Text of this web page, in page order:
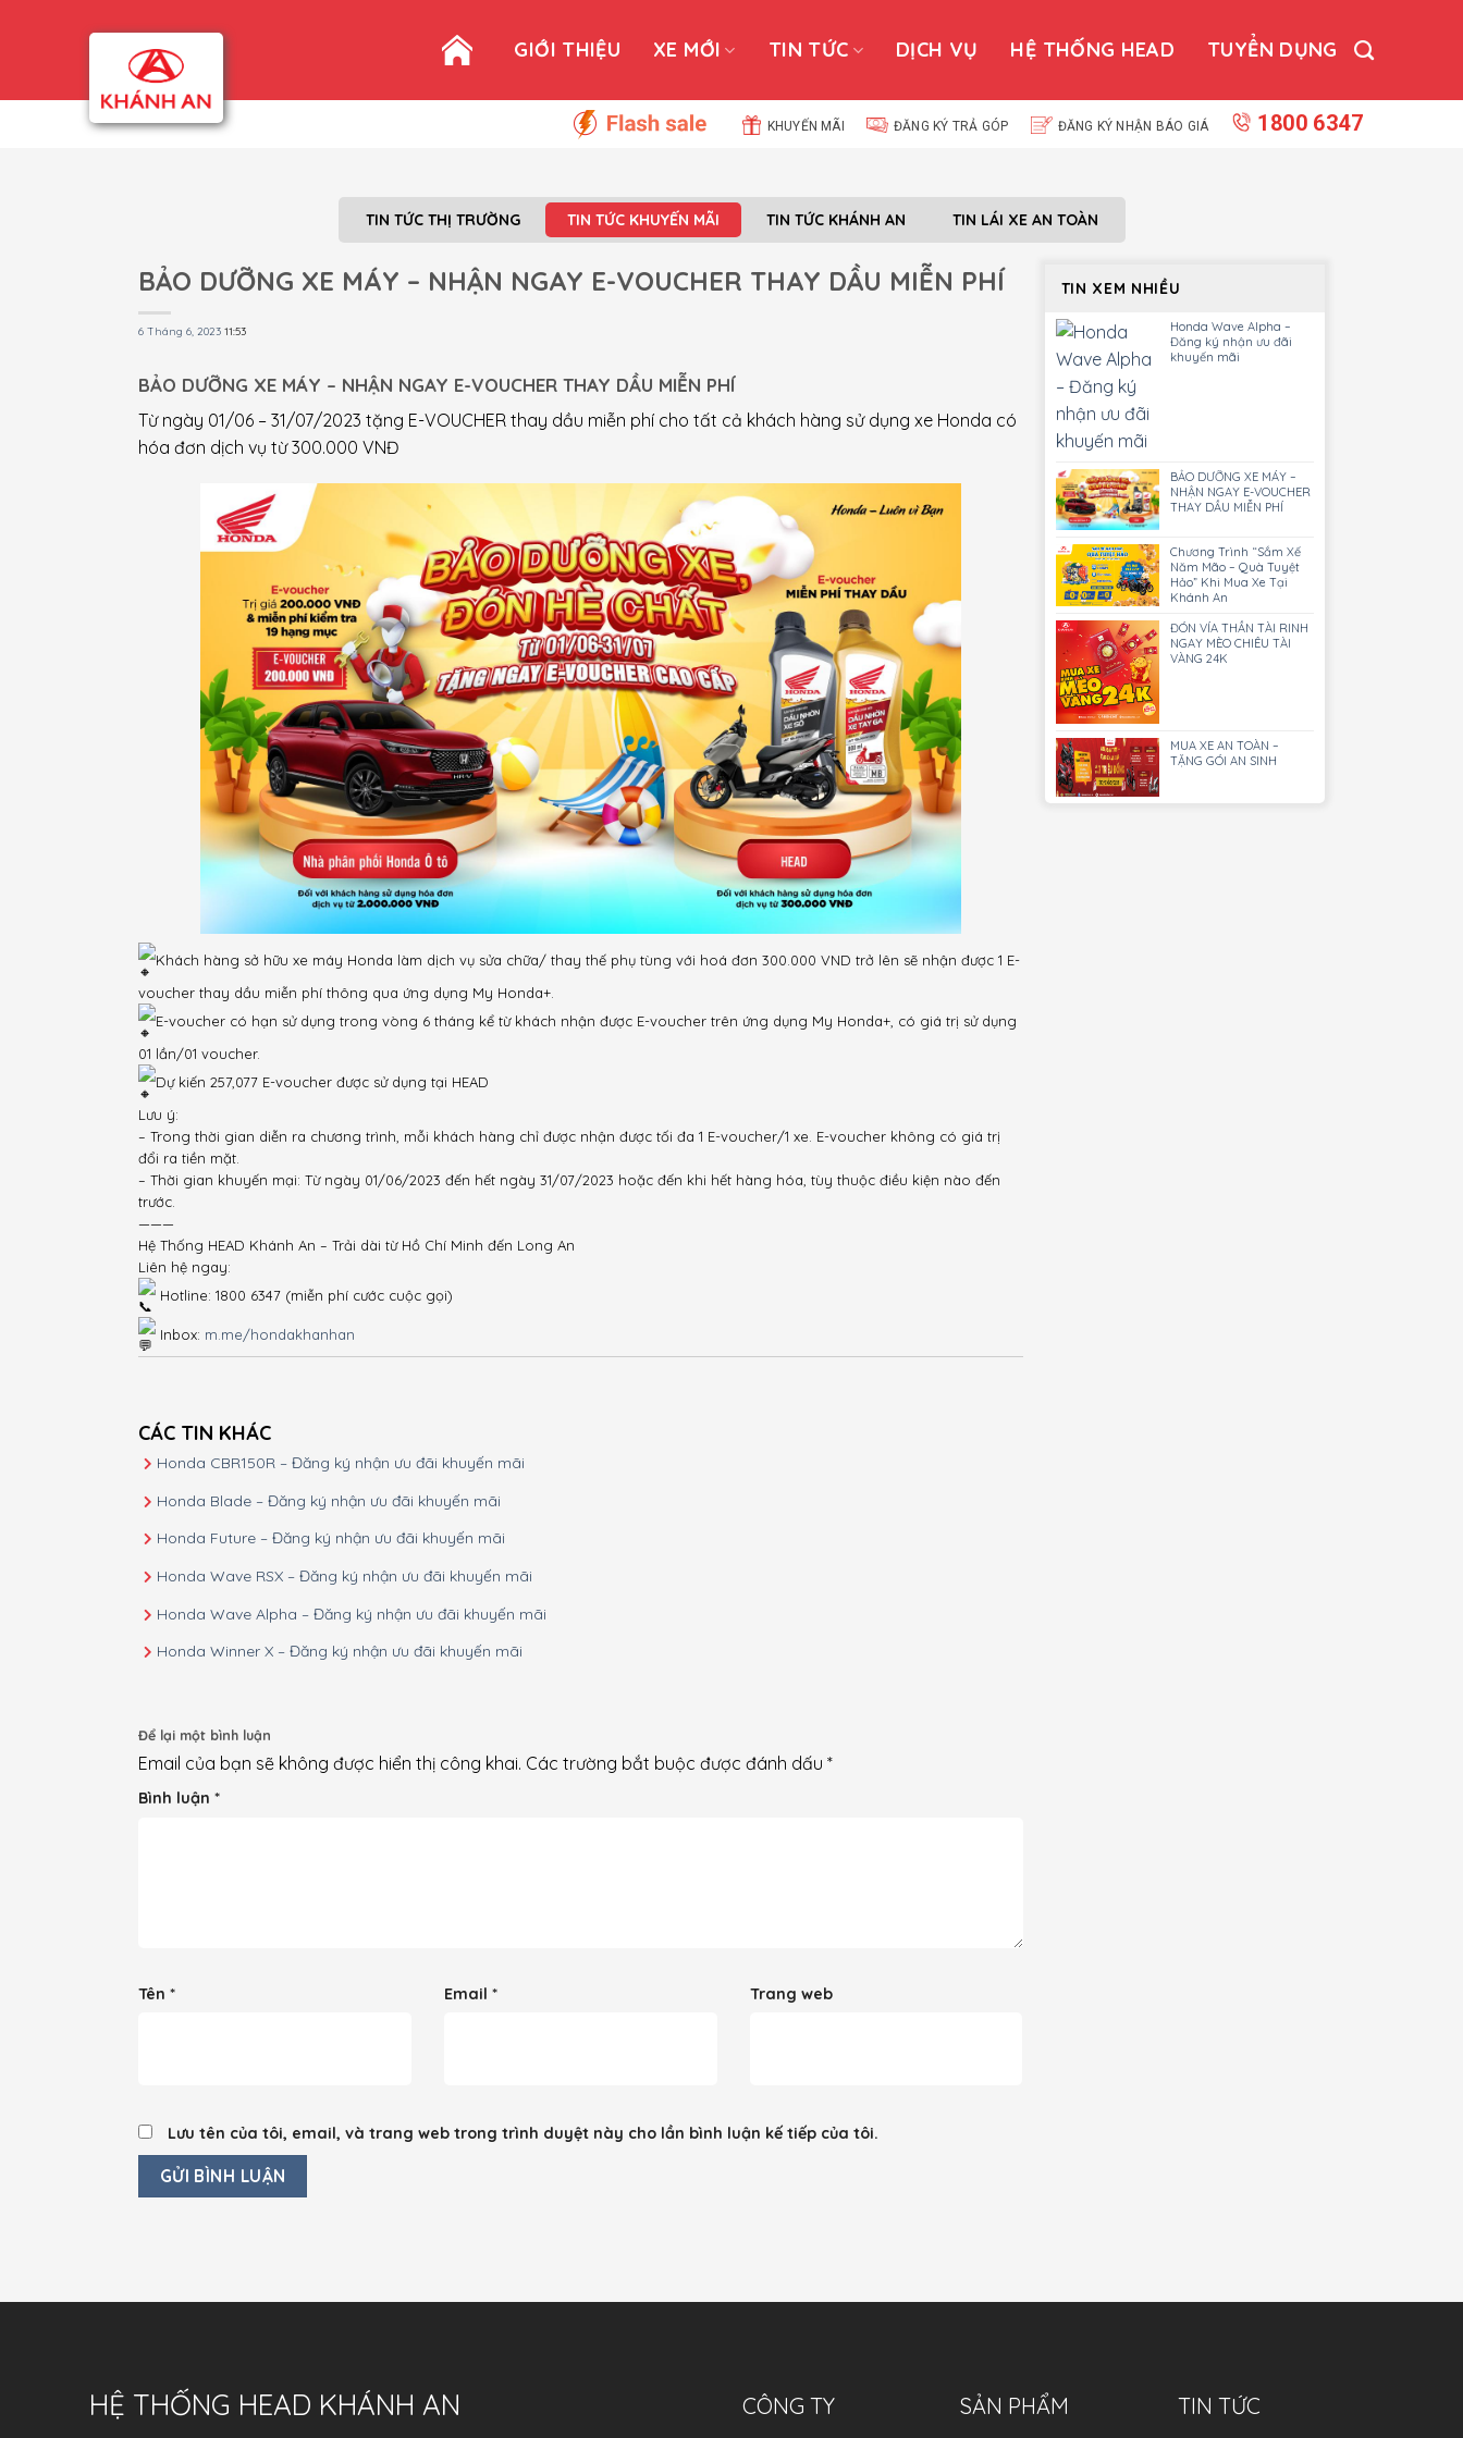
GIỚI THIỆU XE MỚI TIN TỨC DỊCH VỤ HỆ THỐNG HEAD TUYỂN DỤNG
KHUYẾN MÃI ĐĂNG KÝ TRẢ GÓP ĐĂNG KÝ NHẬN BÁO GIÁ 1800 6347
TIN TỨC THỊ TRƯỜNG TIN TỨC KHUYẾN MÃI TIN TỨC KHÁNH AN TIN LÁI XE AN TOÀN
BẢO DƯỠNG XE MÁY – NHẬN NGAY E-VOUCHER THAY DẦU MIỄN PHÍ
6 Tháng 6, 2023 11:53
BẢO DƯỠNG XE MÁY – NHẬN NGAY E-VOUCHER THAY DẦU MIỄN PHÍ
Từ ngày 01/06 – 31/07/2023 tặng E-VOUCHER thay dầu miễn phí cho tất cả khách hàng sử dụng xe Honda có
hóa đơn dịch vụ từ 300.000 VNĐ
Khách hàng sở hữu xe máy Honda làm dịch vụ sửa chữa/ thay thế phụ tùng với hoá đơn 300.000 VND trở lên sẽ nhận được 1 E-
voucher thay dầu miễn phí thông qua ứng dụng My Honda+.
E-voucher có hạn sử dụng trong vòng 6 tháng kể từ khách nhận được E-voucher trên ứng dụng My Honda+, có giá trị sử dụng
01 lần/01 voucher.
Dự kiến 257,077 E-voucher được sử dụng tại HEAD
Lưu ý:
– Trong thời gian diễn ra chương trình, mỗi khách hàng chỉ được nhận được tối đa 1 E-voucher/1 xe. E-voucher không có giá trị
đổi ra tiền mặt.
– Thời gian khuyến mại: Từ ngày 01/06/2023 đến hết ngày 31/07/2023 hoặc đến khi hết hàng hóa, tùy thuộc điều kiện nào đến
trước.
———
Hệ Thống HEAD Khánh An – Trải dài từ Hồ Chí Minh đến Long An
Liên hệ ngay:
Hotline: 1800 6347 (miễn phí cước cuộc gọi)
Inbox: m.me/hondakhanhan
CÁC TIN KHÁC
Honda CBR150R – Đăng ký nhận ưu đãi khuyến mãi
Honda Blade – Đăng ký nhận ưu đãi khuyến mãi
Honda Future – Đăng ký nhận ưu đãi khuyến mãi
Honda Wave RSX – Đăng ký nhận ưu đãi khuyến mãi
Honda Wave Alpha – Đăng ký nhận ưu đãi khuyến mãi
Honda Winner X – Đăng ký nhận ưu đãi khuyến mãi
Để lại một bình luận
Email của bạn sẽ không được hiển thị công khai. Các trường bắt buộc được đánh dấu *
Bình luận *
Tên * Email * Trang web
Lưu tên của tôi, email, và trang web trong trình duyệt này cho lần bình luận kế tiếp của tôi.
TIN XEM NHIỀU
Honda Wave Alpha –
Đăng ký nhận ưu đãi
khuyến mãi
BẢO DƯỠNG XE MÁY –
NHẬN NGAY E-VOUCHER
THAY DẦU MIỄN PHÍ
Chương Trình “Sắm Xế
Năm Mão – Quà Tuyệt
Hảo” Khi Mua Xe Tại
Khánh An
ĐÓN VÍA THẦN TÀI RINH
NGAY MÈO CHIÊU TÀI
VÀNG 24K
MUA XE AN TOÀN –
TẶNG GÓI AN SINH
CÔNG TY SẢN PHẨM TIN TỨC
HỆ THỐNG HEAD KHÁNH AN